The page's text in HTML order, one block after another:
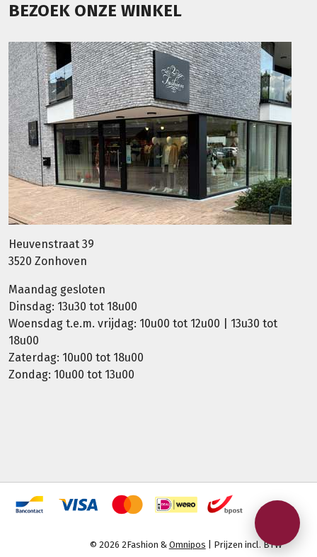
BEZOEK ONZE WINKEL
Heuvenstraat 39
3520 Zonhoven
Maandag gesloten
Dinsdag: 13u30 tot 18u00
Woensdag t.e.m. vrijdag: 10u00 tot 12u00 | 13u30 tot
18u00
Zaterdag: 10u00 tot 18u00
Zondag: 10u00 tot 13u00
© 2026 2Fashion & Omnipos | Prijzen incl. BTW